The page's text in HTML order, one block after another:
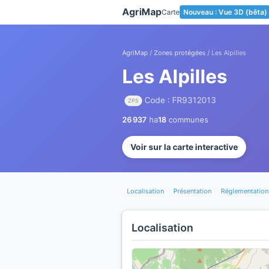
AgriMapCarte Nouveau : Vue 3D (bêta)
AgriMap / Zones protégées / Les Alpilles
Les Alpilles
ZPS Code : FR9312013
26 937 ha18 communes
Voir sur la carte interactive
Localisation Présentation Réglementation
Localisation
Panneau de gestion des cookies